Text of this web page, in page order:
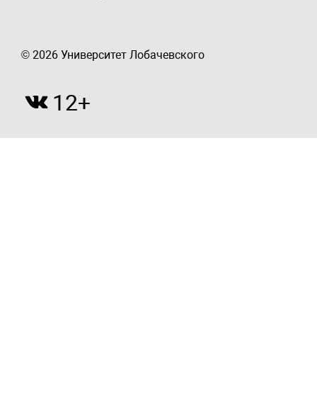
© 2026 Университет Лобачевского
12+